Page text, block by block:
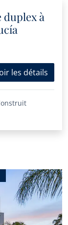
duplex à
les détails